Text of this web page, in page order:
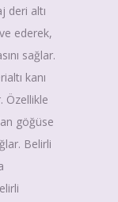
deri altı
ederek,
sağlar.
kanı
Özellikle
göğüse
Belirli